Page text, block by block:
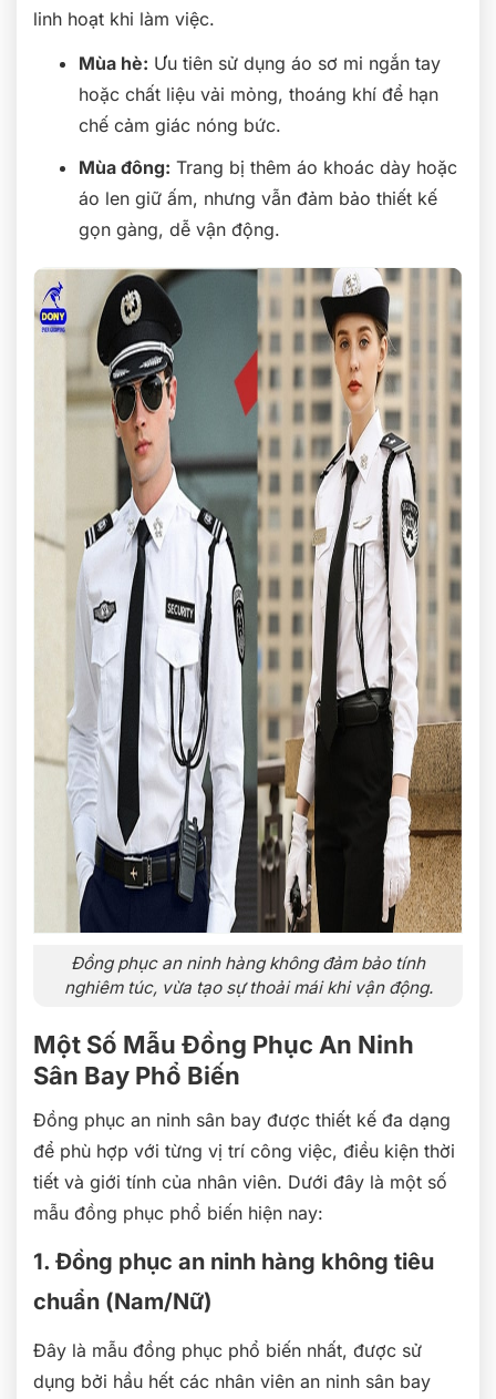
linh hoạt khi làm việc.
Mùa hè: Ưu tiên sử dụng áo sơ mi ngắn tay
hoặc chất liệu vải mỏng, thoáng khí để hạn
chế cảm giác nóng bức.
Mùa đông: Trang bị thêm áo khoác dày hoặc
áo len giữ ấm, nhưng vẫn đảm bảo thiết kế
gọn gàng, dễ vận động.
Đồng phục an ninh hàng không đảm bảo tính
nghiêm túc, vừa tạo sự thoải mái khi vận động.
Một Số Mẫu Đồng Phục An Ninh
Sân Bay Phổ Biến
Đồng phục an ninh sân bay được thiết kế đa dạng
để phù hợp với từng vị trí công việc, điều kiện thời
tiết và giới tính của nhân viên. Dưới đây là một số
mẫu đồng phục phổ biến hiện nay:
1. Đồng phục an ninh hàng không tiêu
chuẩn (Nam/Nữ)
Đây là mẫu đồng phục phổ biến nhất, được sử
dụng bởi hầu hết các nhân viên an ninh sân bay